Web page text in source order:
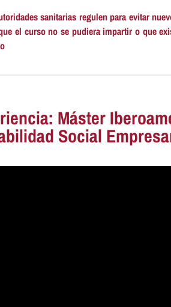
sanitarias regulen para evitar
el curso no se pudiera impartir o que
Máster
Social